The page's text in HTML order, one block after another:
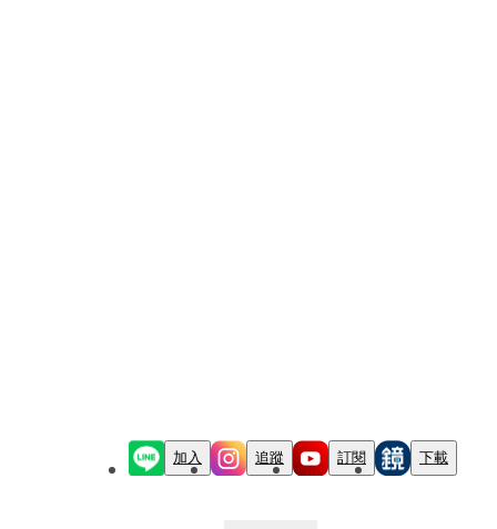
加入 追蹤 訂閱 下載